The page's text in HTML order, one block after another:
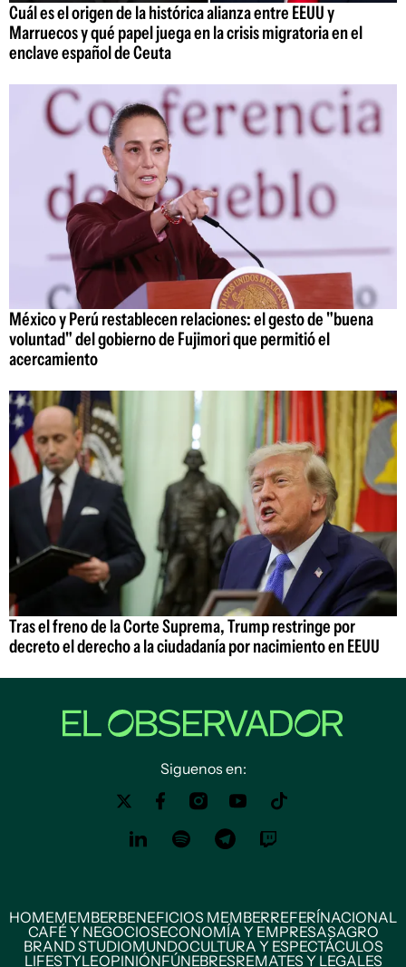
Cuál es el origen de la histórica alianza entre EEUU y
Marruecos y qué papel juega en la crisis migratoria en el
enclave español de Ceuta
México y Perú restablecen relaciones: el gesto de "buena
voluntad" del gobierno de Fujimori que permitió el
acercamiento
Tras el freno de la Corte Suprema, Trump restringe por
decreto el derecho a la ciudadanía por nacimiento en EEUU
Siguenos en:
HOMEMEMBERBENEFICIOS MEMBERREFERÍNACIONAL
CAFÉ Y NEGOCIOSECONOMÍA Y EMPRESASAGRO
BRAND STUDIOMUNDOCULTURA Y ESPECTÁCULOS
LIFESTYLEOPINIÓNFÚNEBRESREMATES Y LEGALES